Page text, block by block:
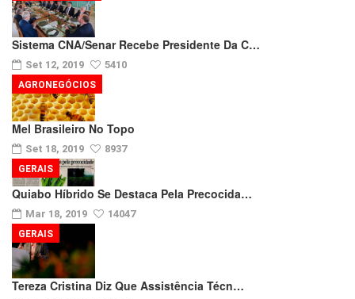
Sistema CNA/Senar Recebe Presidente Da C…
Set 12, 2019 5410
Mel Brasileiro No Topo
Set 18, 2019 8937
AGRONEGÓCIOS
Quiabo Híbrido Se Destaca Pela Precocida…
Mar 18, 2019 14047
GERAIS
Tereza Cristina Diz Que Assistência Técn…
GERAIS